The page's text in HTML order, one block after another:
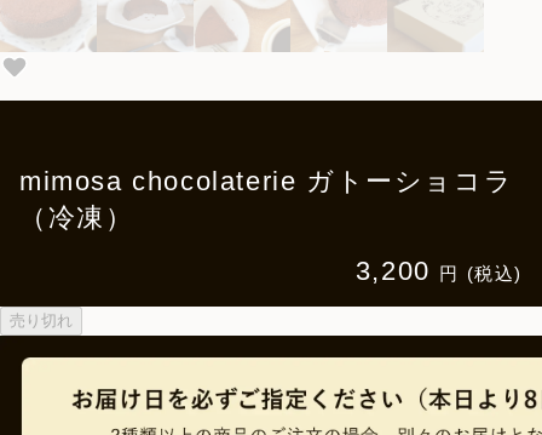
mimosa chocolaterie ガトーショコラ
（冷凍）
3,200 円 (税込)
売り切れ